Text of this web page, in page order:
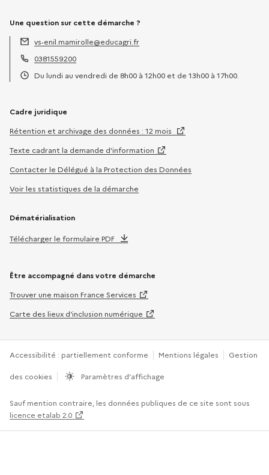
Une question sur cette démarche ?
Adresse électronique :
vs-enil.mamirolle@educagri.fr
Téléphone :
0381559200
Du lundi au vendredi de 8h00 à 12h00 et de 13h00 à 17h00.
Cadre juridique
Rétention et archivage des données : 12 mois
Texte cadrant la demande d’information
Contacter le Délégué à la Protection des Données
Voir les statistiques de la démarche
Dématérialisation
Télécharger le formulaire PDF
Être accompagné dans votre démarche
Trouver une maison France Services
Carte des lieux d’inclusion numérique
Accessibilité : partiellement conforme Mentions légales Gestion
des cookies Paramètres d’affichage
Sauf mention contraire, les données publiques de ce site sont sous
licence etalab 2.0